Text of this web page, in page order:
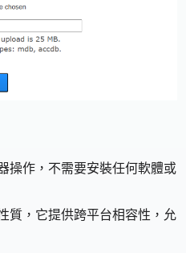
操作，不需要安裝任何軟體或
質，它提供跨平台相容性，允